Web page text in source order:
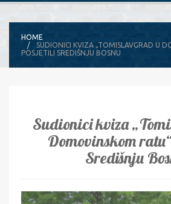
HOME
SUDIONICI KVIZA „TOMISLAVGRAD U
POSJETILI SREDIŠNJU BOSNU
Sudionici kviza
Domovinskom
Središnju